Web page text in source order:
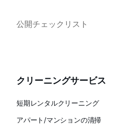
公開チェックリスト
クリーニングサービス
短期レンタルクリーニング
アパート/マンションの清掃